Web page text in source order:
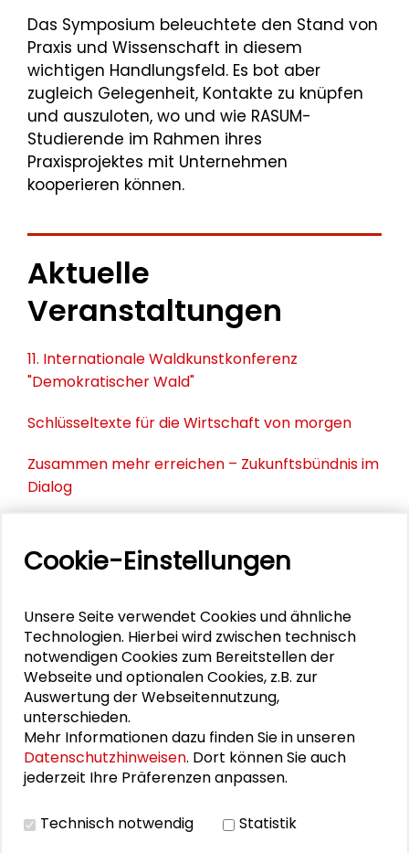
Das Symposium beleuchtete den Stand von
Praxis und Wissenschaft in diesem
wichtigen Handlungsfeld. Es bot aber
zugleich Gelegenheit, Kontakte zu knüpfen
und auszuloten, wo und wie RASUM-
Studierende im Rahmen ihres
Praxisprojektes mit Unternehmen
kooperieren können.
Aktuelle
Veranstaltungen
11. Internationale Waldkunstkonferenz
"Demokratischer Wald"
Schlüsseltexte für die Wirtschaft von morgen
Zusammen mehr erreichen – Zukunftsbündnis im
Dialog
25. Runder Tisch Wissenschaftsstadt Darmstadt
PERSONEN IM KONTEXT
Martin Führ
DOWNLOADS
Veranstaltungsprogramm
Cookie-Einstellungen
Unsere Seite verwendet Cookies und ähnliche
Technologien. Hierbei wird zwischen technisch
notwendigen Cookies zum Bereitstellen der
Webseite und optionalen Cookies, z.B. zur
Auswertung der Webseitennutzung,
unterschieden.
Mehr Informationen dazu finden Sie in unseren
Datenschutzhinweisen. Dort können Sie auch
jederzeit Ihre Präferenzen anpassen.
Technisch notwendig Statistik